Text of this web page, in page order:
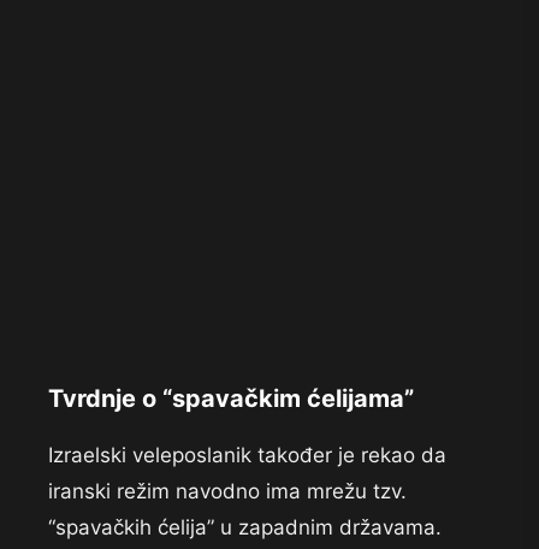
Tvrdnje o “spavačkim ćelijama”
Izraelski veleposlanik također je rekao da
iranski režim navodno ima mrežu tzv.
“spavačkih ćelija” u zapadnim državama.